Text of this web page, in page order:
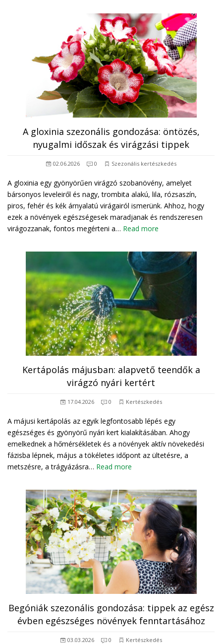
A gloxinia szezonális gondozása: öntözés,
nyugalmi időszak és virágzási tippek
02.06.2026 0 Szezonális kertészkedés
A gloxinia egy gyönyörűen virágzó szobanövény, amelyet
bársonyos leveleiről és nagy, trombita alakú, lila, rózsaszín,
piros, fehér és kék árnyalatú virágairól ismerünk. Ahhoz, hogy
ezek a növények egészségesek maradjanak és rendszeresen
virágozzanak, fontos megérteni a… Read more
Kertápolás májusban: alapvető teendők a
virágzó nyári kertért
17.04.2026 0 Kertészkedés
A májusi kertápolás az egyik legfontosabb lépés egy
egészséges és gyönyörű nyári kert kialakításában. Ahogy
emelkednek a hőmérsékletek és a növények aktív növekedési
fázisba lépnek, május a tökéletes időpont az ültetésre, a
metszésre, a trágyázásra… Read more
Begóniák szezonális gondozása: tippek az egész
évben egészséges növények fenntartásához
03.03.2026 0 Kertészkedés